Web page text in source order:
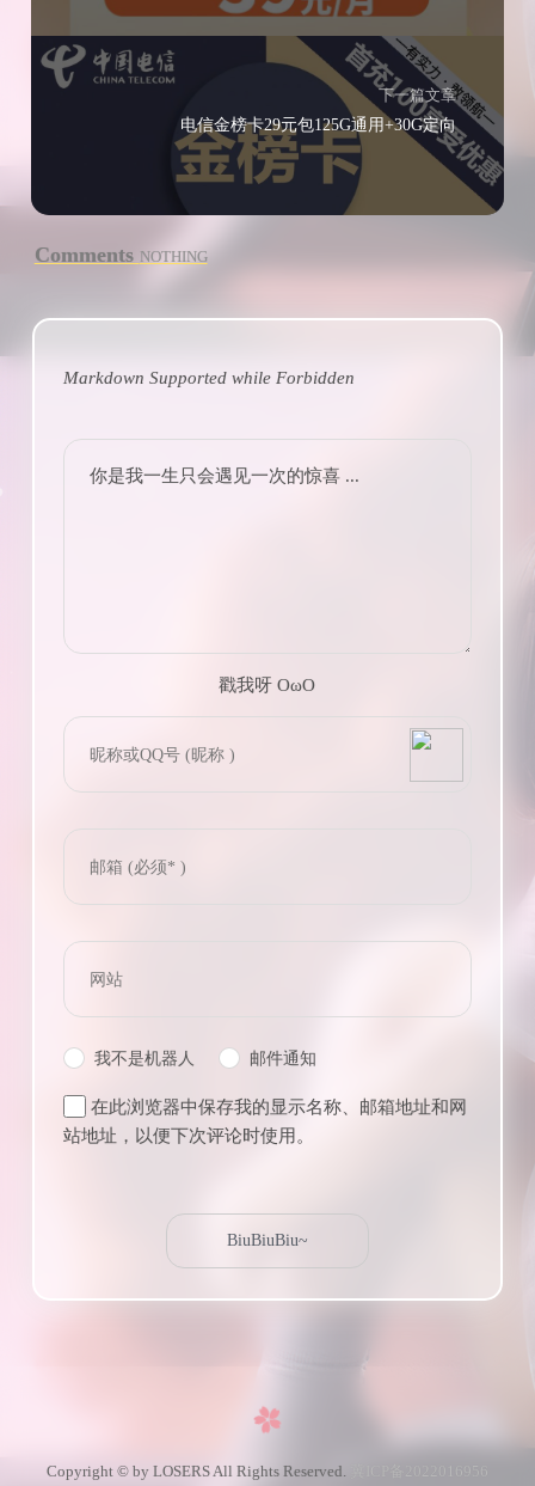
下一篇文章
电信金榜卡29元包125G通用+30G定向
Comments NOTHING
Markdown Supported while Forbidden
你是我一生只会遇见一次的惊喜 ...
戳我呀 OωO
Tieba
我不是机器人 邮件通知
在此浏览器中保存我的显示名称、邮箱地址和网
站地址，以便下次评论时使用。
Copyright © by LOSERS All Rights Reserved.
冀ICP备2022016956